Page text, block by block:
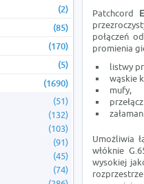
(2)
(85)
(170)
(5)
(1690)
(51)
(132)
(103)
(91)
(45)
(74)
Patchcord
połączeń
promienia
listwy
wąskie
mufy,
Umożliwia
włóknie
wysokiej